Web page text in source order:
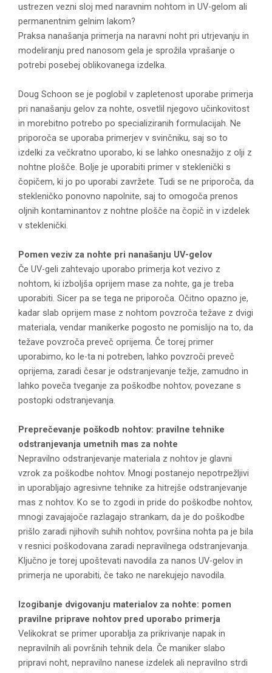
ustrezen vezni sloj med naravnim nohtom in UV-gelom ali
permanentnim gelnim lakom?
Praksa nanašanja primerja na naravni noht pri utrjevanju in
modeliranju pred nanosom gela je sprožila vprašanje o
potrebi posebej oblikovanega izdelka.
Doug Schoon se je poglobil v zapletenost uporabe primerja
pri nanašanju gelov za nohte, osvetlil njegovo učinkovitost
in morebitno potrebo po specializiranih formulacijah. Ne
priporoča se uporaba primerjev v svinčniku, saj so to
izdelki za večkratno uporabo, ki se lahko onesnažijo z olji z
nohtne plošče. Bolje je uporabiti primer v steklenički s
čopičem, ki jo po uporabi zavržete. Tudi se ne priporoča, da
stekleničko ponovno napolnite, saj to omogoča prenos
oljnih kontaminantov z nohtne plošče na čopič in v izdelek
v steklenički.
Pomen veziv za nohte pri nanašanju UV-gelov
Če UV-geli zahtevajo uporabo primerja kot vezivo z
nohtom, ki izboljša oprijem mase za nohte, ga je treba
uporabiti. Sicer pa se tega ne priporoča. Očitno opazno je,
kadar slab oprijem mase z nohtom povzroča težave z dvigi
materiala, vendar manikerke pogosto ne pomislijo na to, da
težave povzroča preveč oprijema. Če torej primer
uporabimo, ko le-ta ni potreben, lahko povzroči preveč
oprijema, zaradi česar je odstranjevanje težje, zamudno in
lahko poveča tveganje za poškodbe nohtov, povezane s
postopki odstranjevanja.
Preprečevanje poškodb nohtov: pravilne tehnike
odstranjevanja umetnih mas za nohte
Nepravilno odstranjevanje materiala z nohtov je glavni
vzrok za poškodbe nohtov. Mnogi postanejo nepotrpežljivi
in uporabljajo agresivne tehnike za hitrejše odstranjevanje
mas z nohtov. Ko se to zgodi in pride do poškodbe nohtov,
mnogi zavajajoče razlagajo strankam, da je do poškodbe
prišlo zaradi njihovih suhih nohtov, površina nohta pa je bila
v resnici poškodovana zaradi nepravilnega odstranjevanja.
Ključno je torej upoštevati navodila za nanos UV-gelov in
primerja ne uporabiti, če tako ne narekujejo navodila.
Izogibanje dvigovanju materialov za nohte: pomen
pravilne priprave nohtov pred uporabo primerja
Velikokrat se primer uporablja za prikrivanje napak in
nepravilnih ali površnih tehnik dela. Če maniker slabo
pripravi noht, nepravilno nanese izdelek ali nepravilno strdi